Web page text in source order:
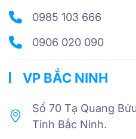
0985 103 666
0906 020 090
VP BẮC NINH
Số 70 Tạ Quang
Tỉnh Bắc Ninh.